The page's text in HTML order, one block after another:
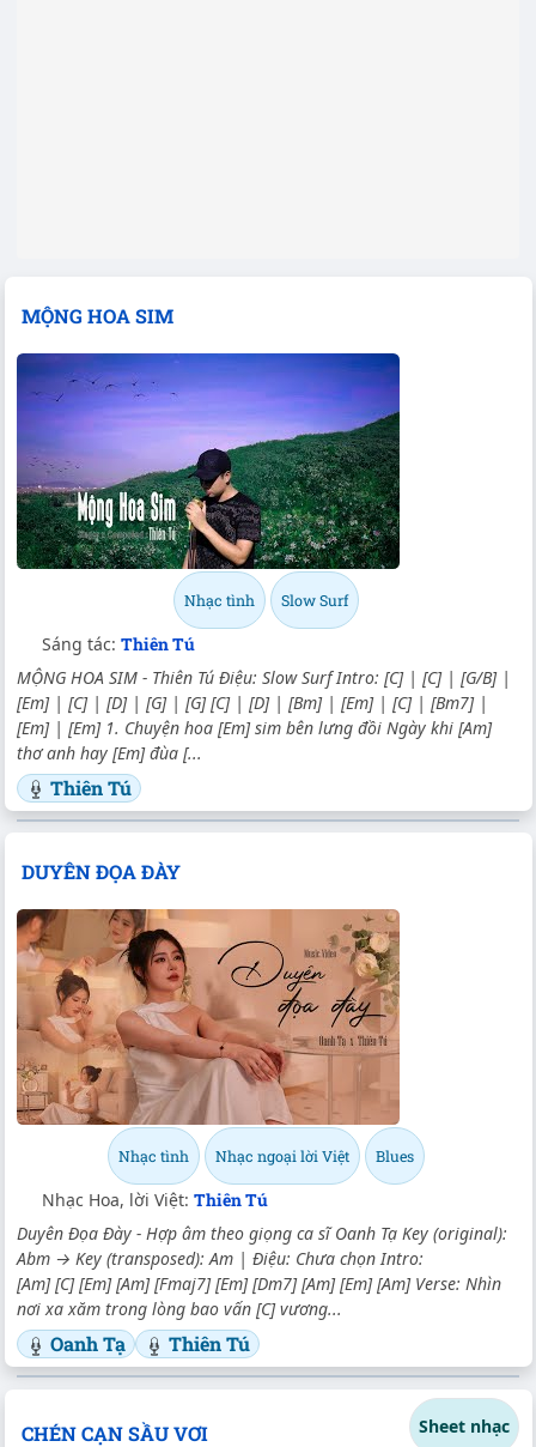
MỘNG HOA SIM
Nhạc tình Slow Surf
Sáng tác: Thiên Tú
MỘNG HOA SIM - Thiên Tú Điệu: Slow Surf Intro: [C] | [C] | [G/B] |
[Em] | [C] | [D] | [G] | [G] [C] | [D] | [Bm] | [Em] | [C] | [Bm7] |
[Em] | [Em] 1. Chuyện hoa [Em] sim bên lưng đồi Ngày khi [Am]
thơ anh hay [Em] đùa [...
Thiên Tú
DUYÊN ĐỌA ĐÀY
Nhạc tình Nhạc ngoại lời Việt Blues
Nhạc Hoa, lời Việt: Thiên Tú
Duyên Đọa Đày - Hợp âm theo giọng ca sĩ Oanh Tạ Key (original):
Abm → Key (transposed): Am | Điệu: Chưa chọn Intro:
[Am] [C] [Em] [Am] [Fmaj7] [Em] [Dm7] [Am] [Em] [Am] Verse: Nhìn
nơi xa xăm trong lòng bao vấn [C] vương...
Oanh Tạ Thiên Tú
CHÉN CẠN SẦU VƠI Sheet nhạc